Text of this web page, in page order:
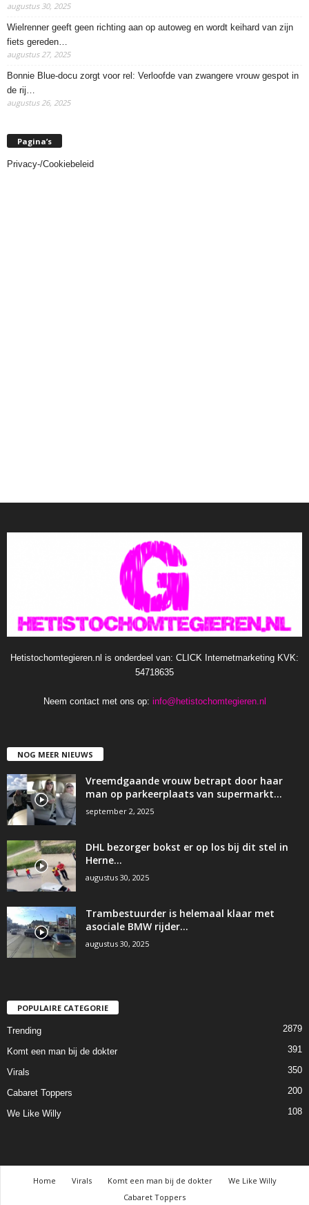
augustus 30, 2025
Wielrenner geeft geen richting aan op autoweg en wordt keihard van zijn
fiets gereden…
augustus 27, 2025
Bonnie Blue-docu zorgt voor rel: Verloofde van zwangere vrouw gespot in
de rij…
augustus 26, 2025
Pagina’s
Privacy-/Cookiebeleid
Hetistochomtegieren.nl is onderdeel van: CLICK Internetmarketing KVK:
54718635
Neem contact met ons op: info@hetistochomtegieren.nl
NOG MEER NIEUWS
Vreemdgaande vrouw betrapt door haar
man op parkeerplaats van supermarkt…
september 2, 2025
DHL bezorger bokst er op los bij dit stel in
Herne…
augustus 30, 2025
Trambestuurder is helemaal klaar met
asociale BMW rijder…
augustus 30, 2025
POPULAIRE CATEGORIE
Trending 2879
Komt een man bij de dokter 391
Virals 350
Cabaret Toppers 200
We Like Willy 108
Home Virals Komt een man bij de dokter
We Like Willy
Cabaret Toppers